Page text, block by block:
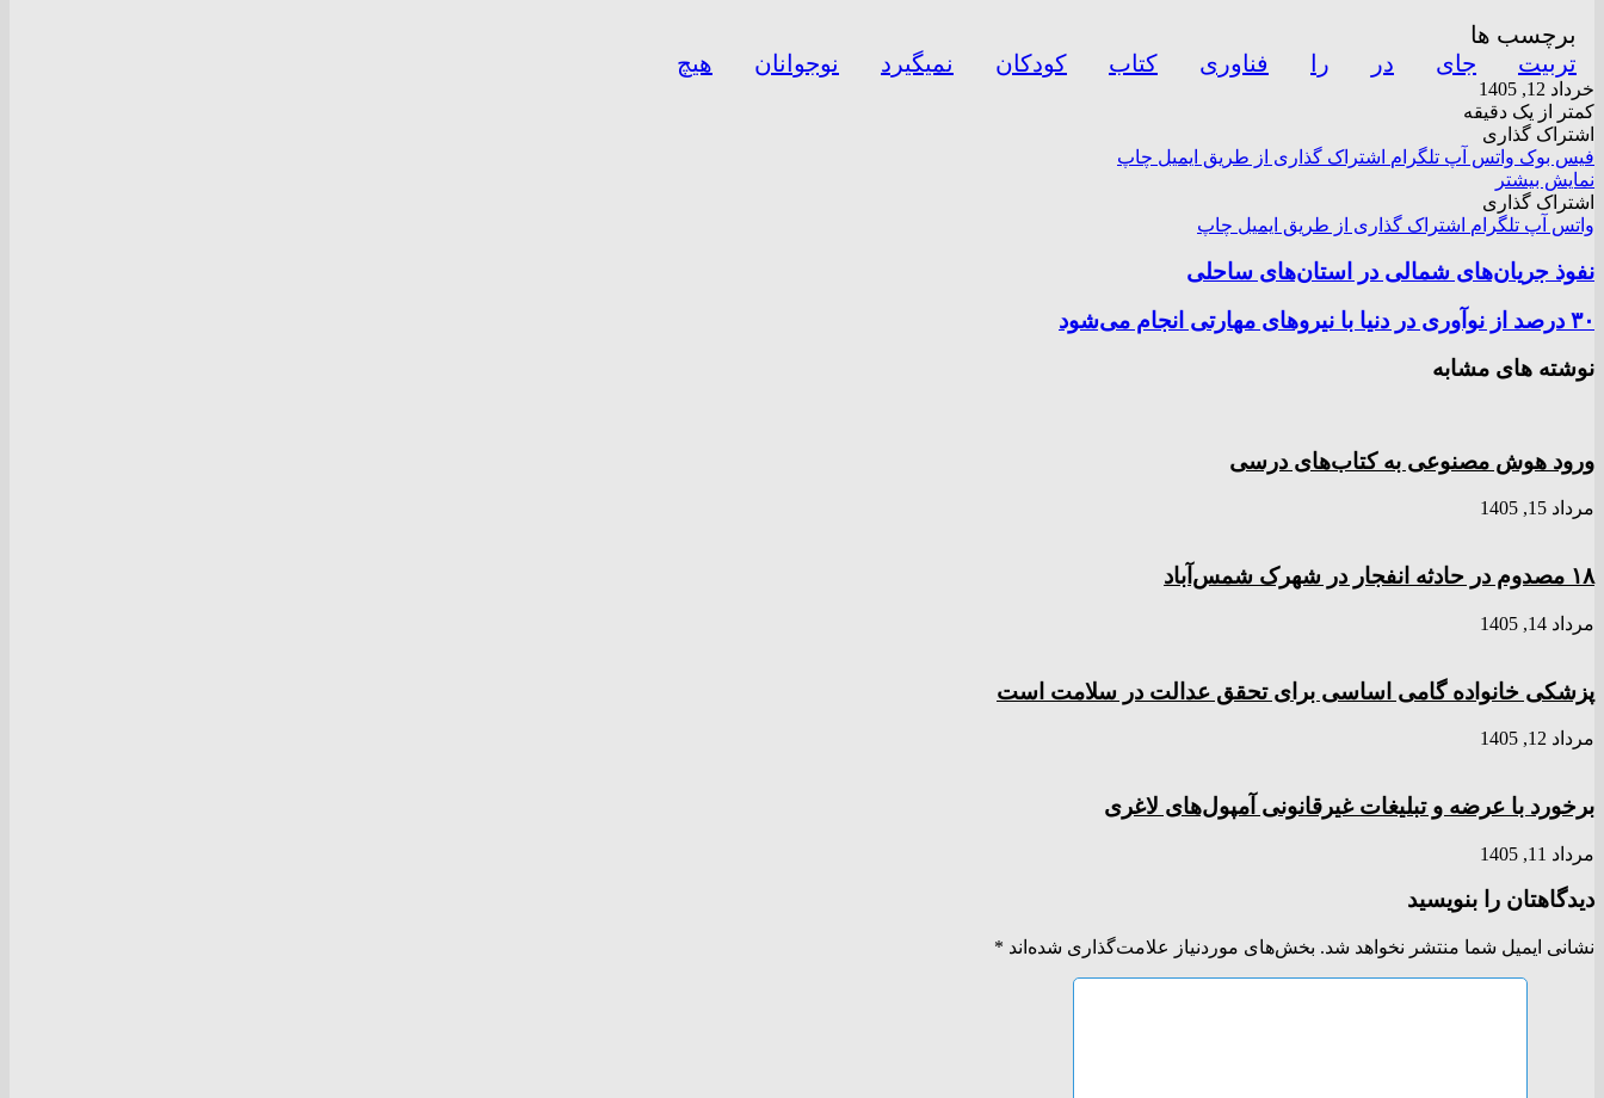
برچسب ها
تربیت
جای در را فناوری کتاب کودکان نمیگیرد نوجوانان هیچ
خرداد 12, 1405
کمتر از یک دقیقه
اشتراک گذاری
فیس بوک واتس آپ تلگرام اشتراک گذاری از طریق ایمیل چاپ
نمایش بیشتر
اشتراک گذاری
واتس آپ تلگرام اشتراک گذاری از طریق ایمیل چاپ
نفوذ جریان‌های شمالی در استان‌های ساحلی
۳۰ درصد از نوآوری در دنیا با نیرو‌های مهارتی انجام می‌شود
نوشته های مشابه
ورود هوش مصنوعی به کتاب‌های درسی
مرداد 15, 1405
۱۸ مصدوم در حادثه انفجار در شهرک شمس‌آباد
مرداد 14, 1405
پزشکی خانواده گامی اساسی برای تحقق عدالت در سلامت است
مرداد 12, 1405
برخورد با عرضه و تبلیغات غیرقانونی آمپول‌های لاغری
مرداد 11, 1405
دیدگاهتان را بنویسید
نشانی ایمیل شما منتشر نخواهد شد. بخش‌های موردنیاز علامت‌گذاری شده‌اند *